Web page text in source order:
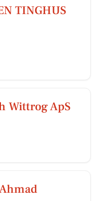
TINGHUS
Wittrog ApS